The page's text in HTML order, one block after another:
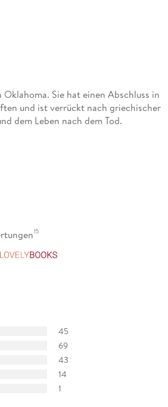
Sie hat einen Abschluss in
und ist verrückt nach griechischer
dem Leben nach dem Tod.
15
45
69
43
14
1